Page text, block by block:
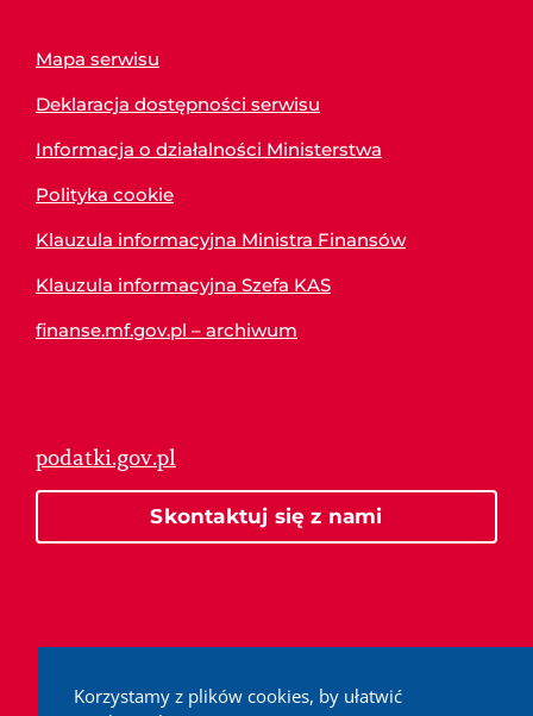
Korzystamy z plików cookies, by ułatwić
Mapa serwisu
Deklaracja dostępności serwisu
Informacja o działalności Ministerstwa
Polityka cookie
Klauzula informacyjna Ministra Finansów
Klauzula informacyjna Szefa KAS
finanse.mf.gov.pl – archiwum
podatki.gov.pl
Skontaktuj się z nami